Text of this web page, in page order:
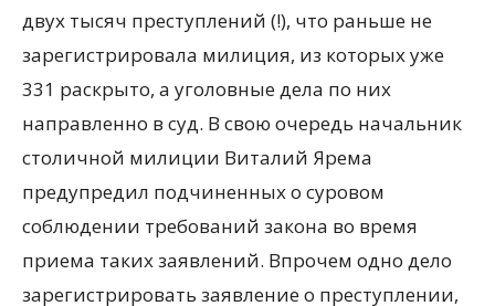
двух тысяч преступлений (!), что раньше не
зарегистрировала милиция, из которых уже
331 раскрыто, а уголовные дела по них
направленно в суд. В свою очередь начальник
столичной милиции Виталий Ярема
предупредил подчиненных о суровом
соблюдении требований закона во время
приема таких заявлений. Впрочем одно дело
зарегистрировать заявление о преступлении,